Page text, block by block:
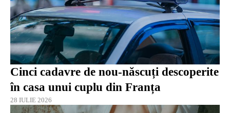
Cinci cadavre de nou-născuți descoperite
în casa unui cuplu din Franța
28 IULIE 2026